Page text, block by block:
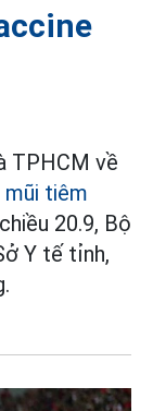
TPHCM về
mũi tiêm
20.9, Bộ
Y tế tỉnh,